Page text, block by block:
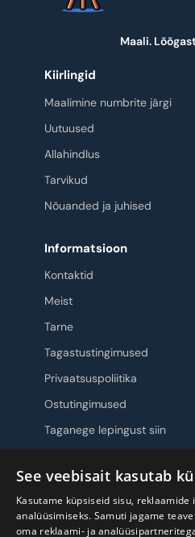
Maali.
Kiirlingid
Maalimine numbrite järgi
Uutuused
Allahindlus
Tarvikud
Nõuanded ja juhised
Informatsioon
Kontaktid
Meist
Tarne
Tagastustingimused
Privaatsuspoliitika
Ostutingimused
Taganege lepingust siin
Jälgi meid
See veebisait kasutab
Kasutame küpsiseid sisu,
analüüsimiseks. Samuti jagame
oma reklaami- ja